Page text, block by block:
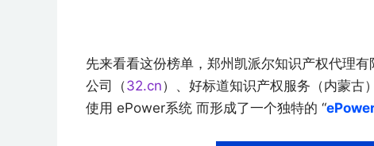
先来看看这份榜单，郑州凯派尔知识产权代理
公司（32.cn）、好标道知识产权服务（内蒙古
使用 ePower系统 而形成了一个独特的 “